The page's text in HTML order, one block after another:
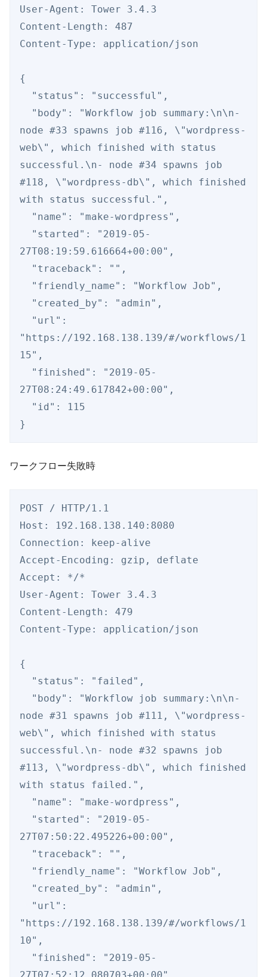
User-Agent: Tower 3.4.3
Content-Length: 487
Content-Type: application/json
{
node #33 spawns job #116, \"wordpress-
web\", which finished with status
successful.\n- node #34 spawns job
#118, \"wordpress-db\", which finished
with status successful.",
27T08:19:59.616664+00:00",
"https://192.168.138.139/#/workflows/1
15",
27T08:24:49.617842+00:00",
ワークフロー失敗時
POST / HTTP/1.1
Host: 192.168.138.140:8080
Connection: keep-alive
Accept-Encoding: gzip, deflate
Accept: */*
User-Agent: Tower 3.4.3
Content-Length: 479
Content-Type: application/json
{
node #31 spawns job #111, \"wordpress-
web\", which finished with status
successful.\n- node #32 spawns job
#113, \"wordpress-db\", which finished
with status failed.",
27T07:50:22.495226+00:00",
"https://192.168.138.139/#/workflows/1
10",